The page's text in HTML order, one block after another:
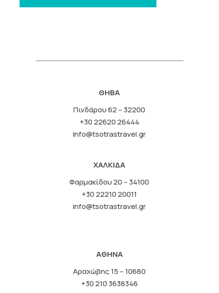
ΘΗΒΑ
Πινδάρου 62 – 32200
+30 22620 26444
info@tsotrastravel.gr
ΧΑΛΚΙΔΑ
Φαρμακίδου 20 – 34100
+30 22210 20011
info@tsotrastravel.gr
ΑΘΗΝΑ
Αραχώβης 15 – 10680
+30 210 3638346